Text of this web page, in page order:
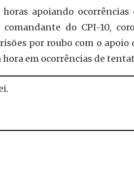
apoiando ocorrências
do CPI-10,
por roubo com o apoio
em ocorrências de